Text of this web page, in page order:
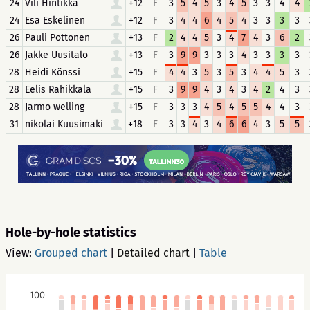
24 Vili Hintikka +12 F 3 5 4 5 3 4 5 3 3 4 4
24 Esa Eskelinen +12 F 3 4 4 6 4 5 4 3 3 3 3
26 Pauli Pottonen +13 F 2 4 4 5 3 4 7 4 3 6 2
26 Jakke Uusitalo +13 F 3 9 9 3 3 3 4 3 3 3 3
28 Heidi Könssi +15 F 4 4 3 5 3 5 3 4 4 5 3
28 Eelis Rahikkala +15 F 3 9 9 4 3 4 3 4 2 4 3
28 Jarmo welling +15 F 3 3 3 4 5 4 5 5 4 4 3
31
nikolai Kuusimäki +18 F 3 3 4 3 4 6 6 4 3 5 5
Hole-by-hole statistics
View: Grouped chart Detailed chart Table
100